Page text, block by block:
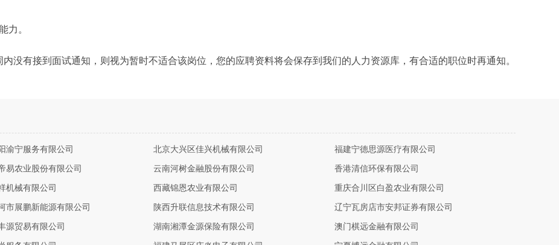
力。
内没有接到面试通知，则视为暂时不适合该岗位，您的应聘资料将会保存到我们的人力资源库，有合适的职位时再通知。
渝宁服务有限公司 北京大兴区佳兴机械有限公司 福建宁德思源医疗有限公司
易农业股份有限公司 云南河树金融股份有限公司 香港清信环保有限公司
机械有限公司 西藏锦恩农业有限公司 重庆合川区白盈农业有限公司
市展鹏新能源有限公司 陕西升联信息技术有限公司 辽宁瓦房店市安邦证券有限公司
源贸易有限公司 湖南湘潭金源保险有限公司 澳门棋远金融有限公司